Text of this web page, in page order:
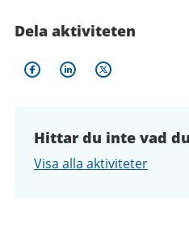
Dela aktiviteten
Hittar du inte vad
Visa alla aktiviteter